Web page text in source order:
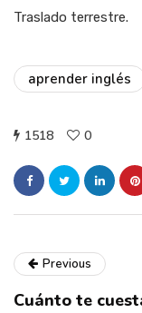
Traslado terrestre.
aprender inglés
1518 0
Previous
Cuánto te